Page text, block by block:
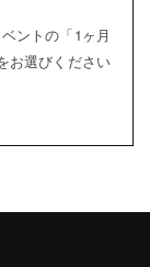
ントの「1ヶ月
お選びください